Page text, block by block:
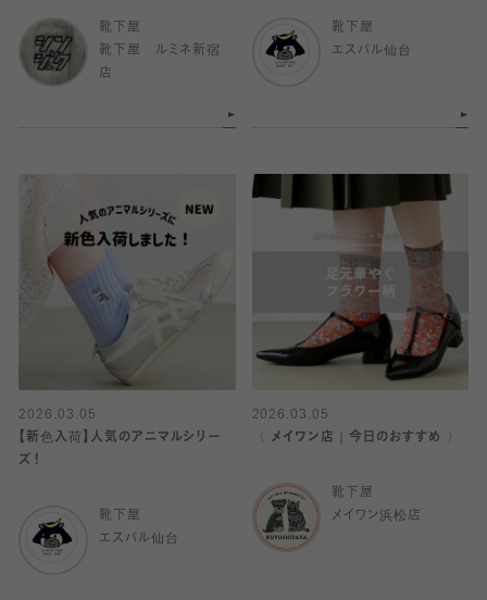
靴下屋
靴下屋 ルミネ新宿
店
靴下屋
エスパル仙台
2026.03.05
【新色入荷】人気のアニマルシリー
ズ！
靴下屋
エスパル仙台
2026.03.05
〈 メイワン店｜今日のおすすめ 〉
靴下屋
メイワン浜松店